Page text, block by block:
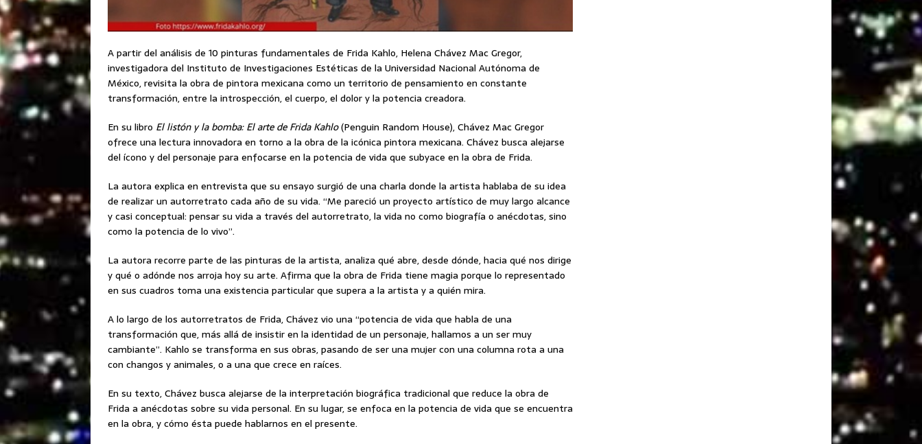
A partir del análisis de 10 pinturas fundamentales de Frida Kahlo, Helena Chávez Mac Gregor,
investigadora del Instituto de Investigaciones Estéticas de la Universidad Nacional Autónoma de
México, revisita la obra de pintora mexicana como un territorio de pensamiento en constante
transformación, entre la introspección, el cuerpo, el dolor y la potencia creadora.
En su libro El listón y la bomba: El arte de Frida Kahlo(Penguin Random House), Chávez Mac Gregor
ofrece una lectura innovadora en torno a la obra de la icónica pintora mexicana. Chávez busca alejarse
del ícono y del personaje para enfocarse en la potencia de vida que subyace en la obra de Frida.
La autora explica en entrevista que su ensayo surgió de una charla donde la artista hablaba de su idea
de realizar un autorretrato cada año de su vida. “Me pareció un proyecto artístico de muy largo alcance
y casi conceptual: pensar su vida a través del autorretrato, la vida no como biografía o anécdotas, sino
como la potencia de lo vivo”.
La autora recorre parte de las pinturas de la artista, analiza qué abre, desde dónde, hacia qué nos dirige
y qué o adónde nos arroja hoy su arte. Afirma que la obra de Frida tiene magia porque lo representado
en sus cuadros toma una existencia particular que supera a la artista y a quién mira.
A lo largo de los autorretratos de Frida, Chávez vio una “potencia de vida que habla de una
transformación que, más allá de insistir en la identidad de un personaje, hallamos a un ser muy
cambiante”. Kahlo se transforma en sus obras, pasando de ser una mujer con una columna rota a una
con changos y animales, o a una que crece en raíces.
En su texto, Chávez busca alejarse de la interpretación biográfica tradicional que reduce la obra de
Frida a anécdotas sobre su vida personal. En su lugar, se enfoca en la potencia de vida que se encuentra
en la obra, y cómo ésta puede hablarnos en el presente.